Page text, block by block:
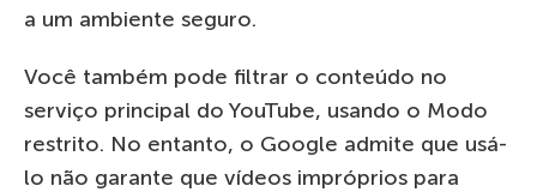
a um ambiente seguro.
Você também pode filtrar o conteúdo no
serviço principal do YouTube, usando o Modo
restrito. No entanto, o Google admite que usá-
lo não garante que vídeos impróprios para